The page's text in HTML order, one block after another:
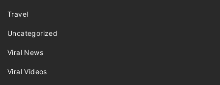
Travel
Uncategorized
Viral News
Viral Videos